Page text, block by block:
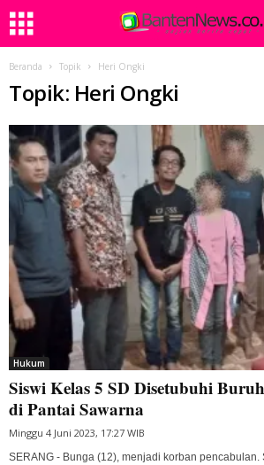
Beranda Topik Heri Ongki
Topik: Heri Ongki
Hukum
Siswi Kelas 5 SD Disetubuhi
di Pantai Sawarna
Minggu 4 Juni 2023, 17:27 WIB
SERANG - Bunga (12), menjadi korban pencabulan.